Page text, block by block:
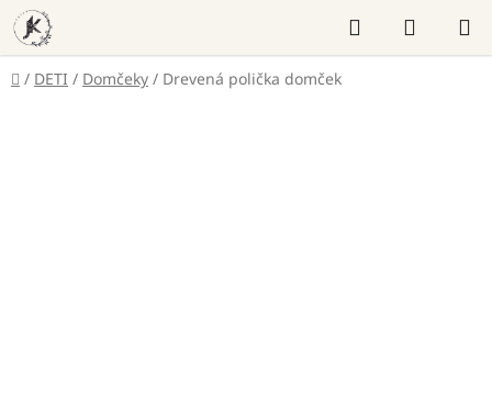
Prejsť
na
obsah
Hľadať
KOŠÍK
Domov
/ DETI / Domčeky / Drevená polička domček